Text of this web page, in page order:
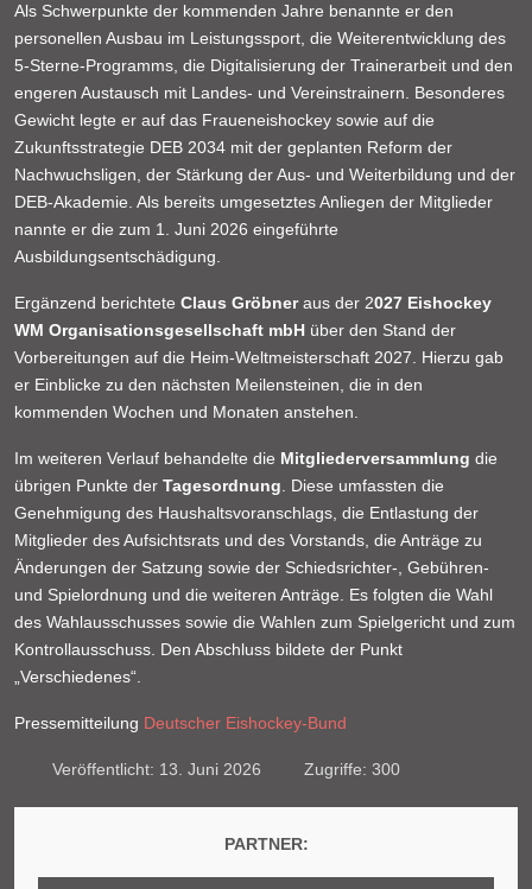
Als Schwerpunkte der kommenden Jahre benannte er den
personellen Ausbau im Leistungssport, die Weiterentwicklung des
5-Sterne-Programms, die Digitalisierung der Trainerarbeit und den
engeren Austausch mit Landes- und Vereinstrainern. Besonderes
Gewicht legte er auf das Fraueneishockey sowie auf die
Zukunftsstrategie DEB 2034 mit der geplanten Reform der
Nachwuchsligen, der Stärkung der Aus- und Weiterbildung und der
DEB-Akademie. Als bereits umgesetztes Anliegen der Mitglieder
nannte er die zum 1. Juni 2026 eingeführte
Ausbildungsentschädigung.
Ergänzend berichtete Claus Gröbneraus der 2027 Eishockey
WM Organisationsgesellschaft mbH über den Stand der
Vorbereitungen auf die Heim-Weltmeisterschaft 2027. Hierzu gab
er Einblicke zu den nächsten Meilensteinen, die in den
kommenden Wochen und Monaten anstehen.
Im weiteren Verlauf behandelte die Mitgliederversammlung die
übrigen Punkte der Tagesordnung . Diese umfassten die
Genehmigung des Haushaltsvoranschlags, die Entlastung der
Mitglieder des Aufsichtsrats und des Vorstands, die Anträge zu
Änderungen der Satzung sowie der Schiedsrichter-, Gebühren-
und Spielordnung und die weiteren Anträge. Es folgten die Wahl
des Wahlausschusses sowie die Wahlen zum Spielgericht und zum
Kontrollausschuss. Den Abschluss bildete der Punkt
„Verschiedenes“.
Pressemitteilung Deutscher Eishockey-Bund
Veröffentlicht: 13. Juni 2026 Zugriffe: 300
PARTNER: